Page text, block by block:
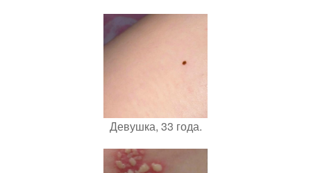
Девушка, 33 года.